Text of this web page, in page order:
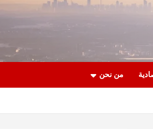
من نحن